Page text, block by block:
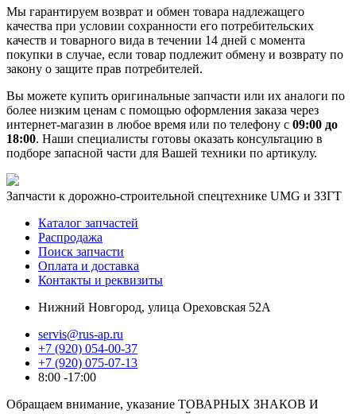
Мы гарантируем возврат и обмен товара надлежащего
качества при условии сохранности его потребительских
качеств и товарного вида в течении 14 дней с момента
покупки в случае, если товар подлежит обмену и возврату по
закону о защите прав потребителей.
Вы можете купить оригинальные запчасти или их аналоги по
более низким ценам с помощью оформления заказа через
интернет-магазин в любое время или по телефону с 09:00 до
18:00. Наши специалисты готовы оказать консультацию в
подборе запасной части для Вашей техники по артикулу.
Запчасти к дорожно-строительной спецтехнике UMG и ЗЗГТ
Каталог запчастей
Распродажа
Поиск запчасти
Оплата и доставка
Контакты и реквизиты
Нижний Новгород, улица Ореховская 52А
servis@rus-ap.ru
+7 (920) 054-00-37
+7 (920) 075-07-13
8:00 -17:00
Обращаем внимание, указание ТОВАРНЫХ ЗНАКОВ И